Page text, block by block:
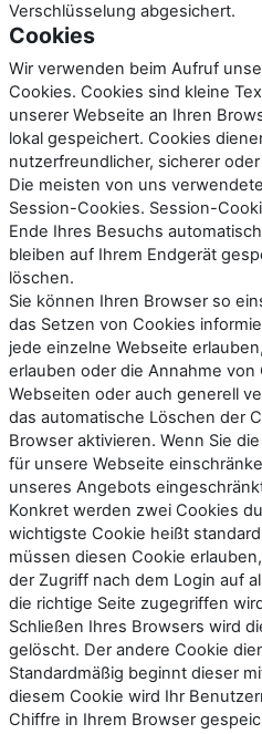
Verschlüsselung abgesichert.
Cookies
Wir verwenden beim Aufruf
Cookies. Cookies sind kleine
unserer Webseite an Ihren
lokal gespeichert. Cookies
nutzerfreundlicher, sicherer
Die meisten von uns
Session-Cookies. Session-
Ende Ihres Besuchs
bleiben auf Ihrem Endgerät
löschen.
Sie können Ihren Browser so
das Setzen von Cookies
jede einzelne Webseite
erlauben oder die Annahme
Webseiten oder auch generell
das automatische Löschen der
Browser aktivieren. Wenn Sie
für unsere Webseite
unseres Angebots
Konkret werden zwei Cookies
wichtigste Cookie heißt
müssen diesen Cookie
der Zugriff nach dem Login auf
die richtige Seite zugegriffen
Schließen Ihres Browsers wird
gelöscht. Der andere Cookie
Standardmäßig beginnt dieser
diesem Cookie wird Ihr
Chiffre in Ihrem Browser